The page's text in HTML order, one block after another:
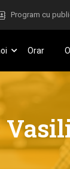
Program cu
Orar